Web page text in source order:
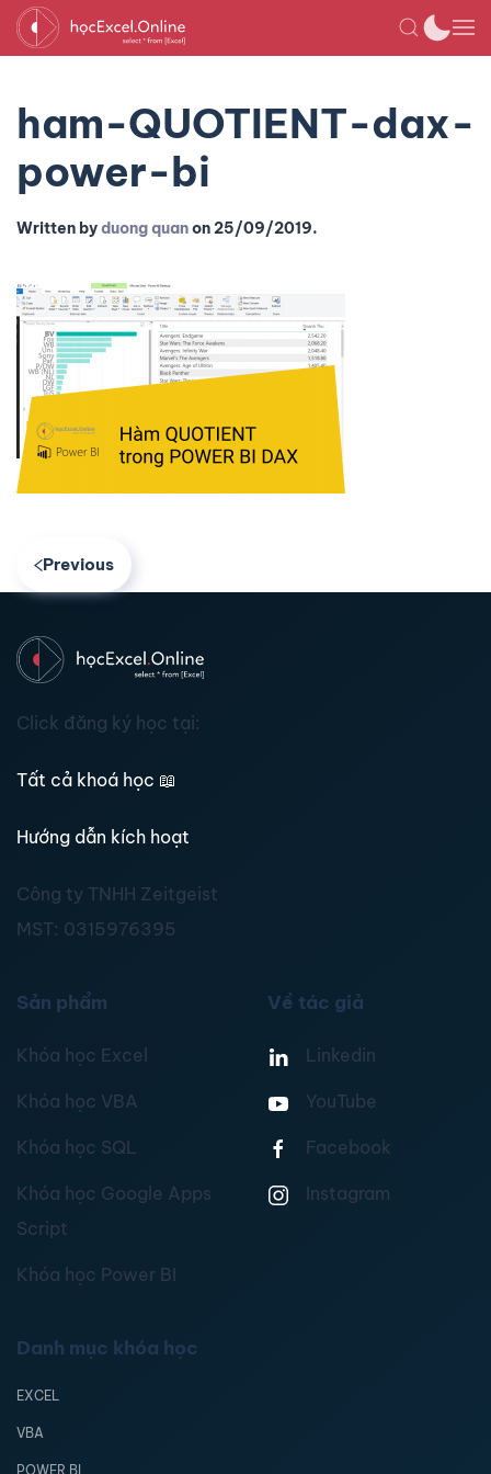
ham-QUOTIENT-dax-
power-bi
Written byduong quanon25/09/2019.
Previous
Click đăng ký học tại:
Tất cả khoá học 📖
Hướng dẫn kích hoạt
Công ty TNHH Zeitgeist
MST: 0315976395
Sản phẩm
Khóa học Excel
Khóa học VBA
Khóa học SQL
Khóa học Google Apps
Script
Khóa học Power BI
Về tác giả
Linkedin
YouTube
Facebook
Instagram
Danh mục khóa học
EXCEL
VBA
POWER BI